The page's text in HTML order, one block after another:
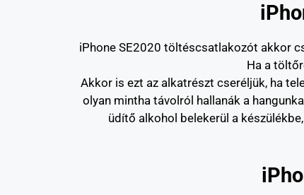
iPhone SE2020 töltéscsatlakozót akkor
Ha a
Akkor is ezt az alkatrészt cseréljük, ha
olyan mintha távolról hallanák a
üdítő alkohol belekerül a